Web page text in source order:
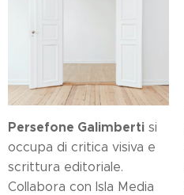
Persefone Galimberti si
occupa di critica visiva e
scrittura editoriale.
Collabora con Isla Media